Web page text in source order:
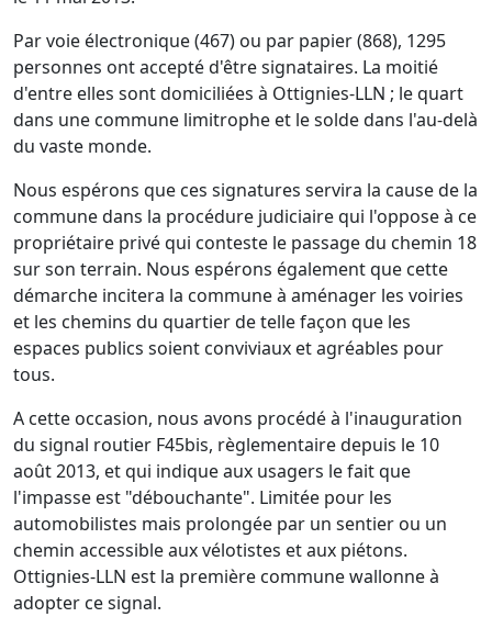
Par voie électronique (467) ou par papier (868), 1295
personnes ont accepté d'être signataires. La moitié
d'entre elles sont domiciliées à Ottignies-LLN ; le quart
dans une commune limitrophe et le solde dans l'au-delà
du vaste monde.
Nous espérons que ces signatures servira la cause de la
commune dans la procédure judiciaire qui l'oppose à ce
propriétaire privé qui conteste le passage du chemin 18
sur son terrain. Nous espérons également que cette
démarche incitera la commune à aménager les voiries
et les chemins du quartier de telle façon que les
espaces publics soient conviviaux et agréables pour
tous.
A cette occasion, nous avons procédé à l'inauguration
du signal routier F45bis, règlementaire depuis le 10
août 2013, et qui indique aux usagers le fait que
l'impasse est "débouchante". Limitée pour les
automobilistes mais prolongée par un sentier ou un
chemin accessible aux vélotistes et aux piétons.
Ottignies-LLN est la première commune wallonne à
adopter ce signal.